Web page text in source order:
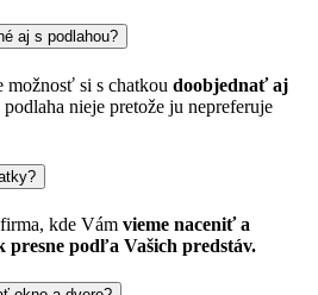
aj s podlahou?
možnosť si s chatkou doobjednať aj
nieje pretože ju nepreferuje
kde Vám vieme naceniť a
podľa Vašich predstáv.